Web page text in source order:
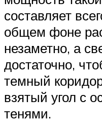
составляет
общем фоне
незаметно, а
достаточно,
темный
взятый угол с
тенями.